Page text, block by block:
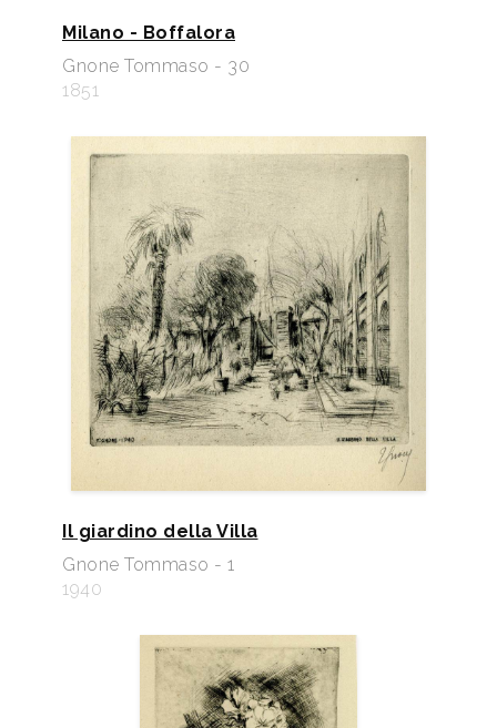
Milano - Boffalora
Gnone Tommaso - 30
1851
Il giardino della Villa
Gnone Tommaso - 1
1940